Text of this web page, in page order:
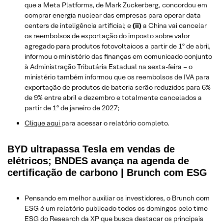
que a Meta Platforms, de Mark Zuckerberg, concordou em
comprar energia nuclear das empresas para operar data
centers de inteligência artificial; e(ii)a China vai cancelar
os reembolsos de exportação do imposto sobre valor
agregado para produtos fotovoltaicos a partir de 1º de abril,
informou o ministério das finanças em comunicado conjunto
à Administração Tributária Estadual na sexta-feira – o
ministério também informou que os reembolsos de IVA para
exportação de produtos de bateria serão reduzidos para 6%
de 9% entre abril e dezembro e totalmente cancelados a
partir de 1º de janeiro de 2027;
Clique aqui para acessar o relatório completo.
BYD ultrapassa Tesla em vendas de
elétricos; BNDES avança na agenda de
certificação de carbono | Brunch com ESG
Pensando em melhor auxiliar os investidores, o Brunch com
ESG é um relatório publicado todos os domingos pelo time
ESG do Research da XP que busca destacar os principais